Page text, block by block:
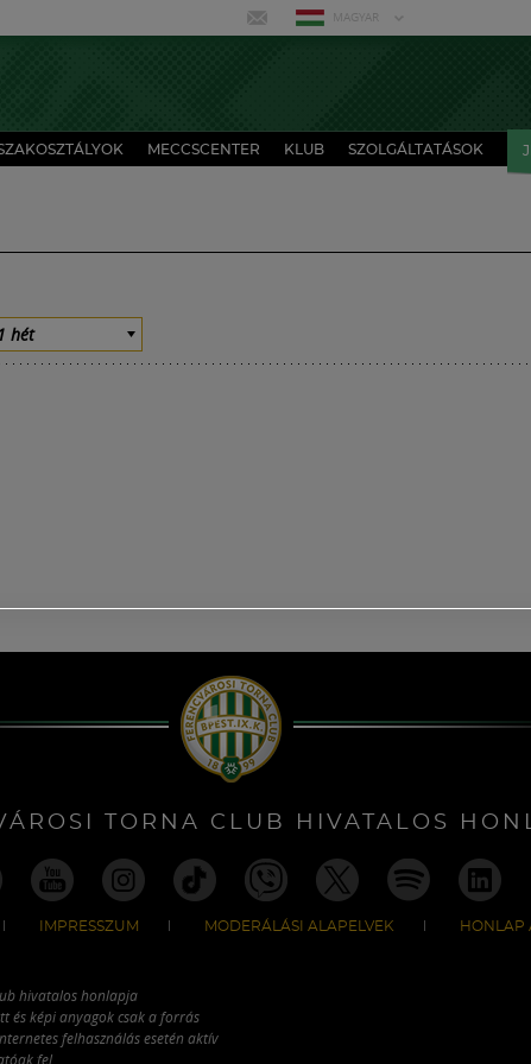
MAGYAR
MECCSCENTER KLUB SZOLGÁLTATÁSOK
hét
TORNA CLUB HIVATALOS
IMPRESSZUM MODERÁLÁSI ALAPELVEK HONLAP
hivatalos honlapja
és képi anyagok csak a forrás
felhasználás esetén aktív
fel.